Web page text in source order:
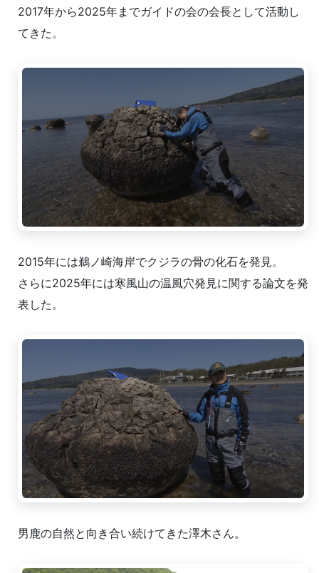
2017年から2025年までガイドの会の会長として活動し
てきた。
2015年には鵜ノ崎海岸でクジラの骨の化石を発見。
さらに2025年には寒風山の温風穴発見に関する論文を発
表した。
男鹿の自然と向き合い続けてきた澤木さん。